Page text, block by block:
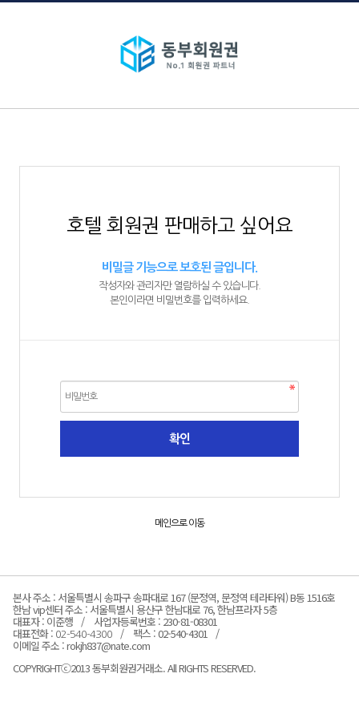
호텔 회원권 판매하고 싶어요
비밀글 기능으로 보호된 글입니다.
작성자와 관리자만 열람하실 수 있습니다.
본인이라면 비밀번호를 입력하세요.
메인으로 이동
본사 주소 : 서울특별시 송파구 송파대로 167 (문정역, 문정역 테라타워) B동 1516호
한남 vip센터 주소 : 서울특별시 용산구 한남대로 76, 한남프라자 5층
대표자 : 이준행 사업자등록번호 : 230-81-08301
대표전화 : 02-540-4300 팩스 : 02-540-4301
이메일 주소 : rokjh837@nate.com
COPYRIGHTⓒ2013 동부회원권거래소. All RIGHTS RESERVED.